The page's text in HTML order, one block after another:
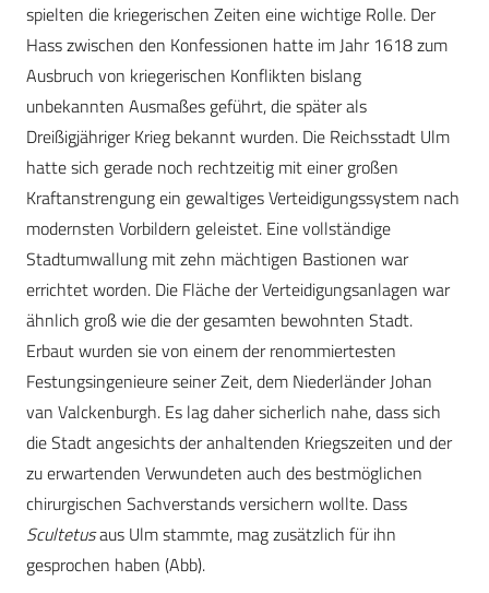
spielten die kriegerischen Zeiten eine wichtige Rolle. Der
Hass zwischen den Konfessionen hatte im Jahr 1618 zum
Ausbruch von kriegerischen Konflikten bislang
unbekannten Ausmaßes geführt, die später als
Dreißigjähriger Krieg bekannt wurden. Die Reichsstadt Ulm
hatte sich gerade noch rechtzeitig mit einer großen
Kraftanstrengung ein gewaltiges Verteidigungssystem nach
modernsten Vorbildern geleistet. Eine vollständige
Stadtumwallung mit zehn mächtigen Bastionen war
errichtet worden. Die Fläche der Verteidigungsanlagen war
ähnlich groß wie die der gesamten bewohnten Stadt.
Erbaut wurden sie von einem der renommiertesten
Festungsingenieure seiner Zeit, dem Niederländer Johan
van Valckenburgh. Es lag daher sicherlich nahe, dass sich
die Stadt angesichts der anhaltenden Kriegszeiten und der
zu erwartenden Verwundeten auch des bestmöglichen
chirurgischen Sachverstands versichern wollte. Dass
Scultetusaus Ulm stammte, mag zusätzlich für ihn
gesprochen haben (Abb).